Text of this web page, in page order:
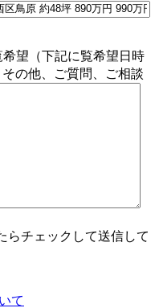
希望（下記に覧希望日時
その他、ご質問、ご相談
らチェックして送信して
て